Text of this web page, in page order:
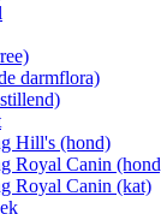
darmflora)
Hill's (hond)
Royal Canin
Royal Canin (kat)